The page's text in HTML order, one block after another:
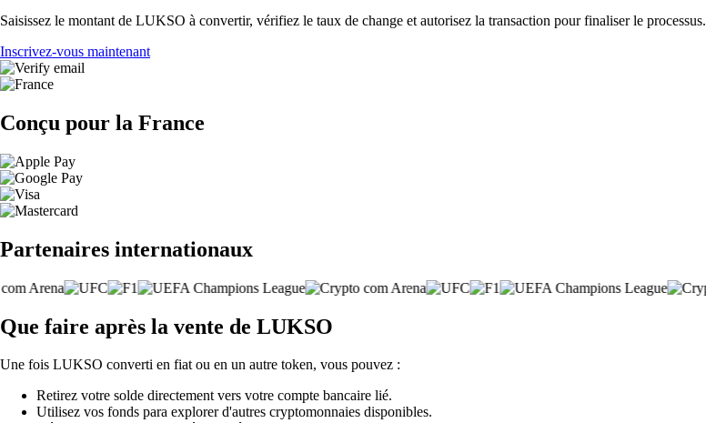
Saisissez le montant de LUKSO à convertir, vérifiez le taux de change et autorisez la transaction pour finaliser le processus.
Inscrivez-vous maintenant
Conçu pour la France
Partenaires internationaux
Que faire après la vente de LUKSO
Une fois LUKSO converti en fiat ou en un autre token, vous pouvez :
Retirez votre solde directement vers votre compte bancaire lié.
Utilisez vos fonds para explorer d'autres cryptomonnaies disponibles.